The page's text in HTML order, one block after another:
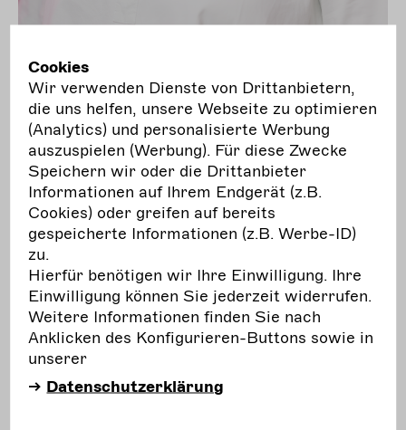
Elisabeth Klug
elisabeth.klug@darstellende-kuenste.de
AGG Beschwerdestelle
Cordelia Krause
cordelia.krause@darstellende-kuenste.de
Vertrauenspersonen
Lena Kron
Cookies
Wir verwenden Dienste von Drittanbietern,
die uns helfen, unsere Webseite zu optimieren
(Analytics) und personalisierte Werbung
auszuspielen (Werbung). Für diese Zwecke
Speichern wir oder die Drittanbieter
Informationen auf Ihrem Endgerät (z.B.
Cookies) oder greifen auf bereits
gespeicherte Informationen (z.B. Werbe-ID)
zu.
Hierfür benötigen wir Ihre Einwilligung. Ihre
Einwilligung können Sie jederzeit widerrufen.
Weitere Informationen finden Sie nach
Anklicken des Konfigurieren-Buttons sowie in
unserer
Datenschutzerklärung